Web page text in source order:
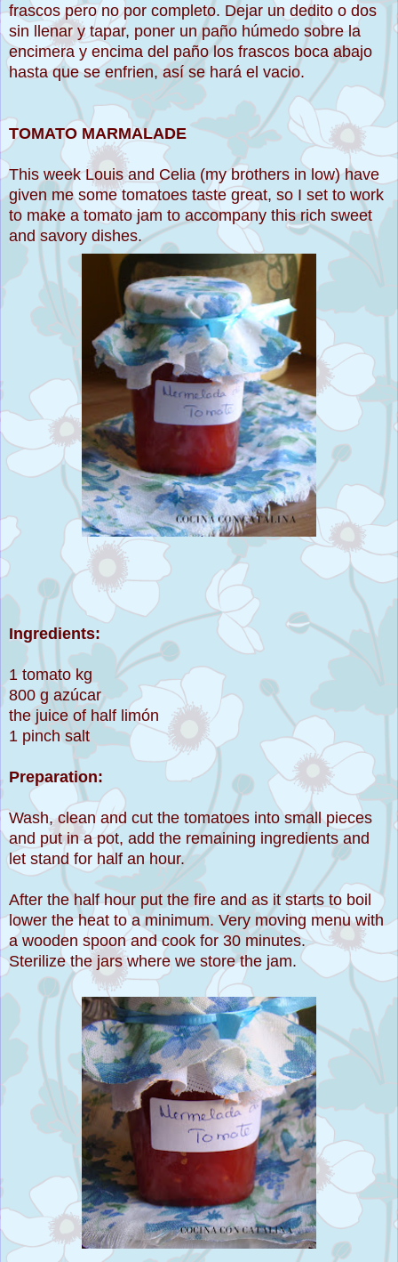
frascos pero no por completo. Dejar un dedito o dos
sin llenar y tapar, poner un paño húmedo sobre la
encimera y encima del paño los frascos boca abajo
hasta que se enfrien, así se hará el vacio.
TOMATO MARMALADE
This week Louis and Celia (my brothers in low) have
given me some tomatoes taste great, so I set to work
to make a tomato jam to accompany this rich sweet
and savory dishes.
Ingredients:
1 tomato kg
800 g azúcar
the juice of half limón
1 pinch salt
Preparation:
Wash, clean and cut the tomatoes into small pieces
and put in a pot, add the remaining ingredients and
let stand for half an hour.
After the half hour put the fire and as it starts to boil
lower the heat to a minimum. Very moving menu with
a wooden spoon and cook for 30 minutes.
Sterilize the jars where we store the jam.